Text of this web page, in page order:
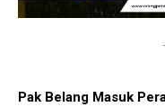
Pak Belang Masuk